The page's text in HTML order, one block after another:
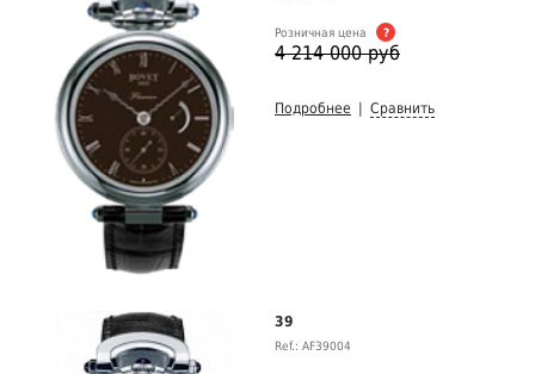
Розничная цена ?
4 214 000 руб
Подробнее Сравнить
39
Ref.: AF39004